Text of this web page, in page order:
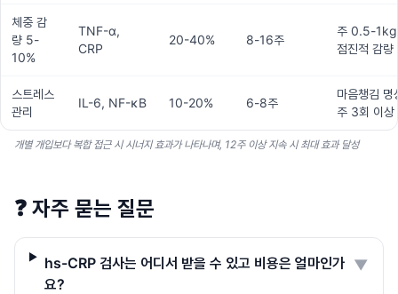
체중 감
량 5-
10%
TNF-α,
CRP
20-40% 8-16주
주 0.5-1kg
점진적 감량
스트레스
관리
IL-6, NF-κB 10-20% 6-8주
마음챙김 명
주 3회 이상
개별 개입보다 복합 접근 시 시너지 효과가 나타나며, 12주 이상 지속 시 최대 효과 달성
❓ 자주 묻는 질문
hs-CRP 검사는 어디서 받을 수 있고 비용은 얼마인가
요?
▼